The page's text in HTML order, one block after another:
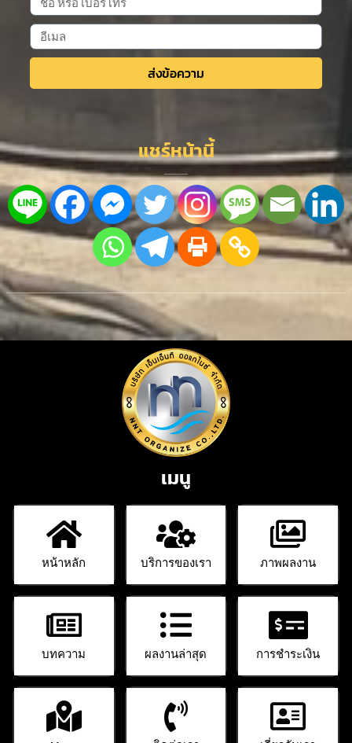
ส่งข้อความ
แชร์หน้านี้
เมนู
หน้าหลัก บริการของเรา ภาพผลงาน
บทความ ผลงานล่าสุด การชำระเงิน